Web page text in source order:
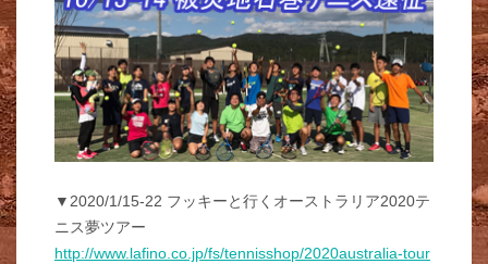
▼2020/1/15-22 フッキーと行くオーストラリア2020テ
ニス夢ツアー
http://www.lafino.co.jp/fs/tennisshop/2020australia-tour